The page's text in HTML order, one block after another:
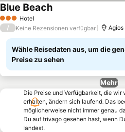
3 SterneHotel
Blue BeachPreise sehen
/ Keine Rezensionen verfügbar Agios
Wähle Reisedaten aus, um die
Preise zu sehen
Mehr
Die Preise und Verfügbarkeit, die
erhalten, ändern sich laufend. Das
möglicherweise nicht immer genau
Du auf trivago gesehen hast, wenn
landest.